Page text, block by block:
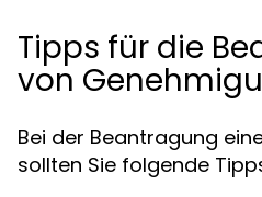
Tipps für die
von
Bei der Beantragung
sollten Sie folgende